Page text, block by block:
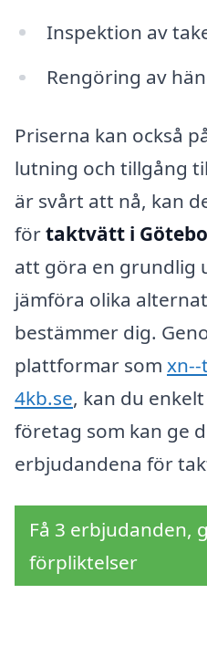
Inspektion av
Rengöring av
Priserna kan också
lutning och tillgång
är svårt att nå, kan
förtaktvätt i
att göra en grundlig
jämföra olika
bestämmer dig.
plattformar som
4kb.se, kan du
företag som kan ge
erbjudandena för
Få 3 erbjudanden,
förpliktelser